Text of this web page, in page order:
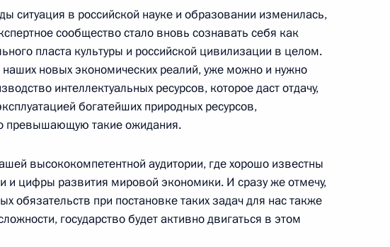
губернатором Санкт-Петербурга
Москва, Кремль
вручения государственных наград
Кремль, Екатерининский зал
ситуация в российской науке и образовании изменилась,
сообщество стало вновь сознавать себя как
пласта культуры и российской цивилизации в целом.
наших новых экономических реалий, уже можно и нужно
интеллектуальных ресурсов, которое даст отдачу,
богатейших природных ресурсов,
превышающую такие ожидания.
высококомпетентной аудитории, где хорошо известны
и цифры развития мировой экономики. И сразу же отмечу,
обязательств при постановке таких задач для нас также
государство будет активно двигаться в этом